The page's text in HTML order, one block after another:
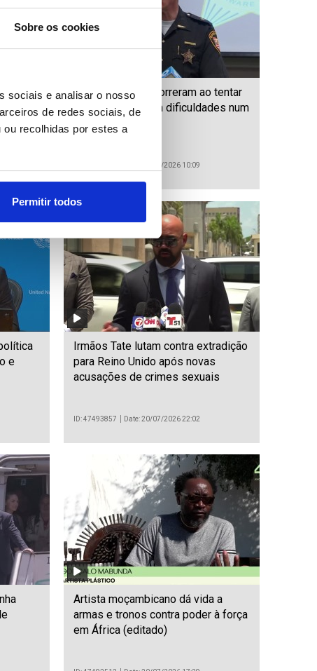
Sobre os cookies
sociais e analisar o nosso
de redes sociais, de
ou recolhidas por estes a
Permitir todos
túnel
Cinco pessoas morreram ao tentar
salvar nadador em dificuldades num
rio do Ohio
Date: 21/07/2026 10:09
e
Irmãos Tate lutam contra extradição
para Reino Unido após novas
acusações de crimes sexuais
ID: 47493857 Date: 20/07/2026 22:02
Artista moçambicano dá vida a
armas e tronos contra poder à força
em África (editado)